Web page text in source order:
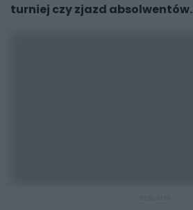
turniej czy zjazd absolwentów.